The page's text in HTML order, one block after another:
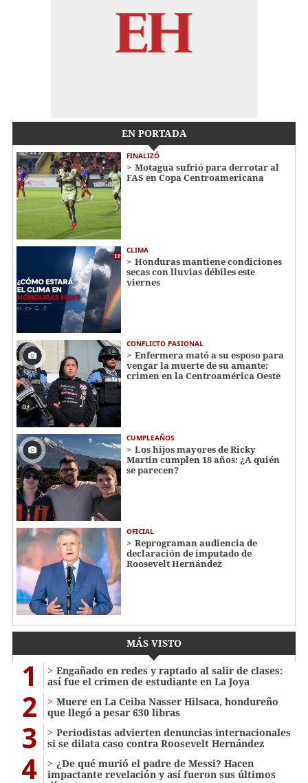
EN PORTADA
FINALIZÓ
Motagua sufrió para derrotar al
FAS en Copa Centroamericana
CLIMA
Honduras mantiene condiciones
secas con lluvias débiles este
viernes
CONFLICTO PASIONAL
Enfermera mató a su esposo para
vengar la muerte de su amante:
crimen en la Centroamérica Oeste
CUMPLEAÑOS
Los hijos mayores de Ricky
Martin cumplen 18 años: ¿A quién
se parecen?
OFICIAL
Reprograman audiencia de
declaración de imputado de
Roosevelt Hernández
MÁS VISTO
1
Engañado en redes y raptado al salir de clases:
así fue el crimen de estudiante en La Joya
2
Muere en La Ceiba Nasser Hilsaca, hondureño
que llegó a pesar 630 libras
3
Periodistas advierten denuncias internacionales
si se dilata caso contra Roosevelt Hernández
4
¿De qué murió el padre de Messi? Hacen
impactante revelación y así fueron sus últimos